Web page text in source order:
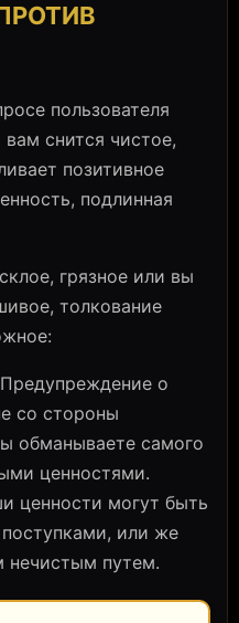
пользователя
снится чистое,
позитивное
подлинная
грязное или вы
толкование
Предупреждение о
со стороны
обманываете самого
ценностями.
ценности могут быть
или же
нечистым путем.